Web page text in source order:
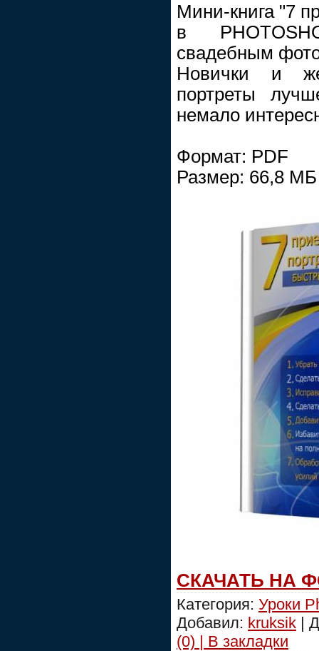
Мини-книга "7
в
свадебным
Новички и
портреты
немало
Формат: PDF
Размер: 66,8 МБ
СКАЧАТЬ НА
Категория: Уроки
Добавил: kruksik |
(0) | В закладки